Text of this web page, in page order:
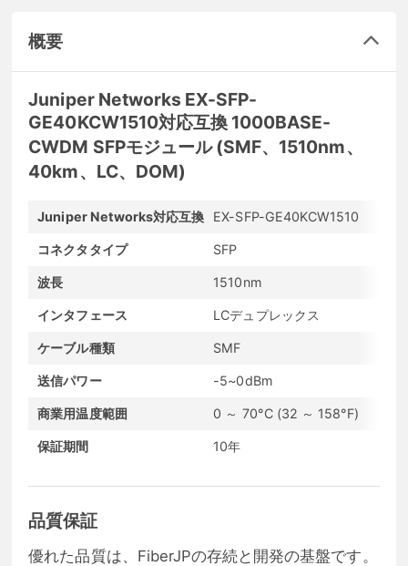
概要
Juniper Networks EX-SFP-
GE40KCW1510対応互換 1000BASE-
CWDM SFPモジュール (SMF、1510nm、
40km、LC、DOM)
Juniper Networks対応互換 EX-SFP-GE40KCW1510
コネクタタイプ SFP
波長 1510nm
インタフェース LCデュプレックス
ケーブル種類 SMF
送信パワー -5~0dBm
商業用温度範囲 0 ～ 70°C (32 ～ 158°F)
保証期間 10年
品質保証
優れた品質は、FiberJPの存続と開発の基盤です。